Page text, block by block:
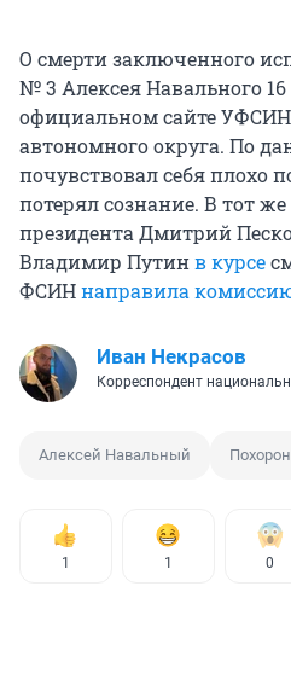
О смерти заключенного
№ 3 Алексея Навального
официальном сайте
автономного округа. По
почувствовал себя плохо
потерял сознание. В тот
президента Дмитрий
Владимир Путинв курсе
ФСИНнаправила
Иван Некрасов
Корреспондент
Алексей Навальный
1 1 0